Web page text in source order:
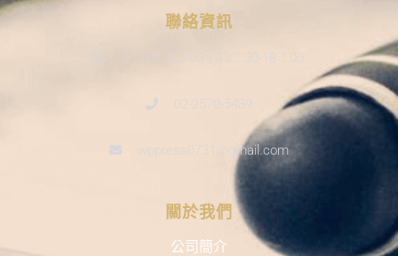
聯絡資訊
9：30-12：00；13：30-18：00
02-2570-5439
wppress0731@gmail.com
關於我們
公司簡介